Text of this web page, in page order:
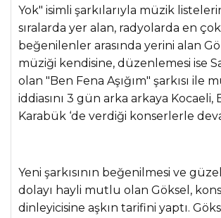
Yok" isimli şarkılarıyla müzik
sıralarda yer alan, radyolarda en
beğenilenler arasında yerini alan
müziği kendisine, düzenlemesi ise
olan "Ben Fena Aşığım" şarkısı ile
iddiasını 3 gün arka arkaya Kocaeli,
Karabük ‘de verdiği konserlerle
Yeni şarkısının beğenilmesi ve
dolayı hayli mutlu olan Göksel,
dinleyicisine aşkın tarifini yaptı.